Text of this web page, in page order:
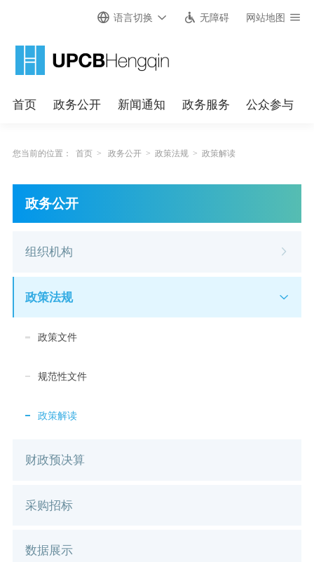
语言切换 无障碍 网站地图
首页 政务公开 新闻通知 政务服务 公众参与
您当前的位置： 首页 > 政务公开 > 政策法规 > 政策解读
政务公开
组织机构
政策法规
政策文件
规范性文件
政策解读
财政预决算
采购招标
数据展示